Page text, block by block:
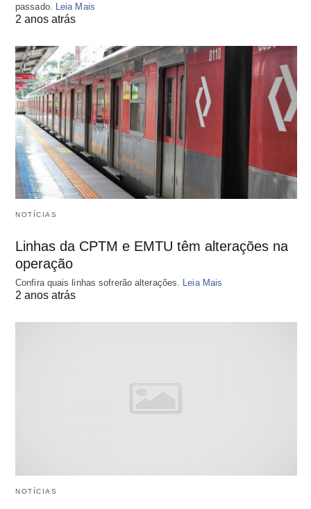
passado.
Leia Mais
2 anos atrás
NOTÍCIAS
Linhas da CPTM e EMTU têm alterações na
operação
Confira quais linhas sofrerão alterações. Leia Mais
2 anos atrás
NOTÍCIAS